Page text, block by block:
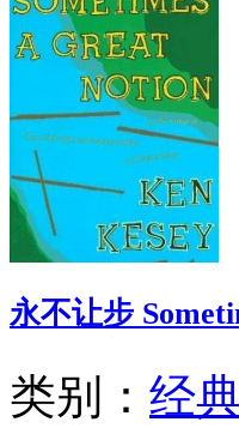
永不让步
类别： 经